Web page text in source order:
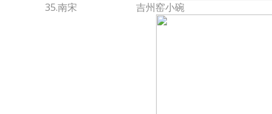
35.南宋 吉州窑小碗